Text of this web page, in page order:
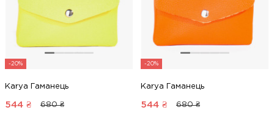
-20%
Karya Гаманець
544 ₴ 680 ₴
-20%
Karya Гаманець
544 ₴ 680 ₴